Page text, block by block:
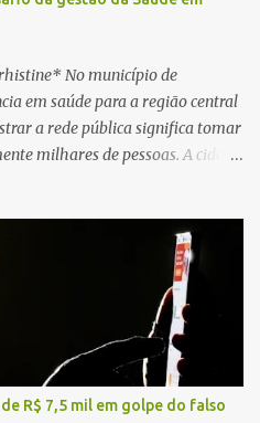
No município de
em saúde para a região central
a rede pública significa tomar
milhares de pessoas. A cidade
cidades do entorno,
da gestão sobre
Nos últimos anos, o Governo
destinados ao fortalecimento
hospitalar e da
Entretanto, em um cenário
necessariamente limitados, a
R$ 7,5 mil em golpe do falso